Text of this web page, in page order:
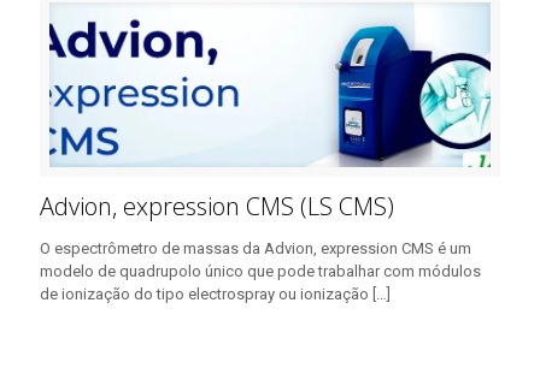
Advion, expression CMS (LS CMS)
O espectrômetro de massas da Advion, expression CMS é um
modelo de quadrupolo único que pode trabalhar com módulos
de ionização do tipo electrospray ou ionização […]